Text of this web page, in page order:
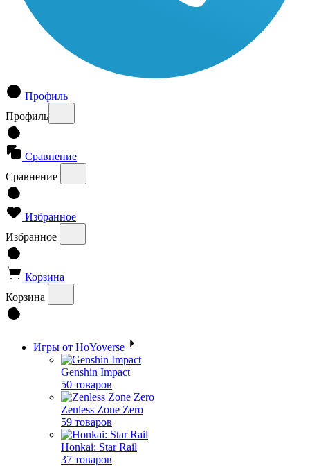
Профиль
Профиль
Сравнение
Сравнение
Избранное
Избранное
Корзина
Корзина
Игры от HoYoverse
Genshin Impact
50 товаров
Zenless Zone Zero
59 товаров
Honkai: Star Rail
37 товаров